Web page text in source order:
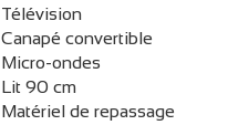
Télévision
Canapé convertible
Micro-ondes
Lit 90 cm
Matériel de repassage